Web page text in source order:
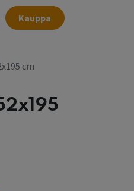
Kauppa
cm